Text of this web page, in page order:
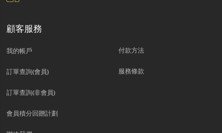
顧客服務
我的帳戶
訂單查詢(會員)
訂單查詢(非會員)
會員積分回贈計劃
付款方法
服務條款